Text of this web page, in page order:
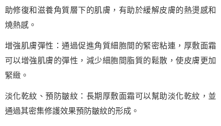
助修復和滋養角質層下的肌膚，有助於緩解皮膚的熱燙感和
燒熱感。
增強肌膚彈性：通過促進角質細胞間的緊密粘連，厚敷面霜
可以增強肌膚的彈性，減少細胞間脂質的鬆散，使皮膚更加
緊緻。
淡化乾紋、預防皺紋：長期厚敷面霜可以幫助淡化乾紋，並
通過其密集修護效果預防皺紋的形成。